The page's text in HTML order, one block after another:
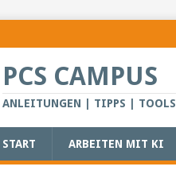
PCS CAMPUS
ANLEITUNGEN | TIPPS | TOOLS
START ARBEITEN MIT KI